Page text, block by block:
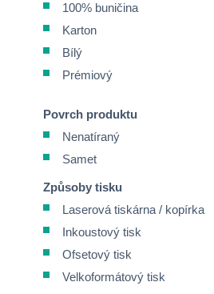
100% buničina
Karton
Bílý
Prémiový
Povrch produktu
Nenatíraný
Samet
Způsoby tisku
Laserová tiskárna / kopírka
Inkoustový tisk
Ofsetový tisk
Velkoformátový tisk